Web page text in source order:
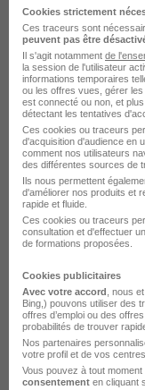
on vous
Voir plus
Groupe Atlantic
Cookies strictement
Ces traceurs sont
peuvent pas être
Il s'agit notamment de
la session de l'utilisateur
informations temporaires
ou les offres vues, gérer
est connecté ou non, et
détectant les tentatives
Ces cookies ou traceurs
d'acquisition d'audience en
comment nos utilisateurs
des différentes sources de
Ils nous permettent
d'améliorer nos produits et
rapide et fluide.
Ces cookies ou traceurs
consultation et d'effectuer
de formations proposées.
Cookies publicitaires
Avec votre accord , nous
Bing,) pouvons utiliser des
offres d’emploi ou des
probabilités de trouver
Nos partenaires
votre profil et de vos centres
Vous pouvez à tout moment
consentement en cliquant